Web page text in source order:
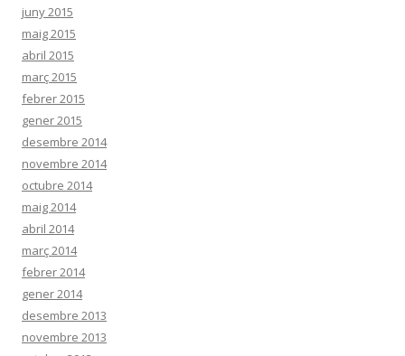
juny 2015
maig 2015
abril 2015
març 2015
febrer 2015
gener 2015
desembre 2014
novembre 2014
octubre 2014
maig 2014
abril 2014
març 2014
febrer 2014
gener 2014
desembre 2013
novembre 2013